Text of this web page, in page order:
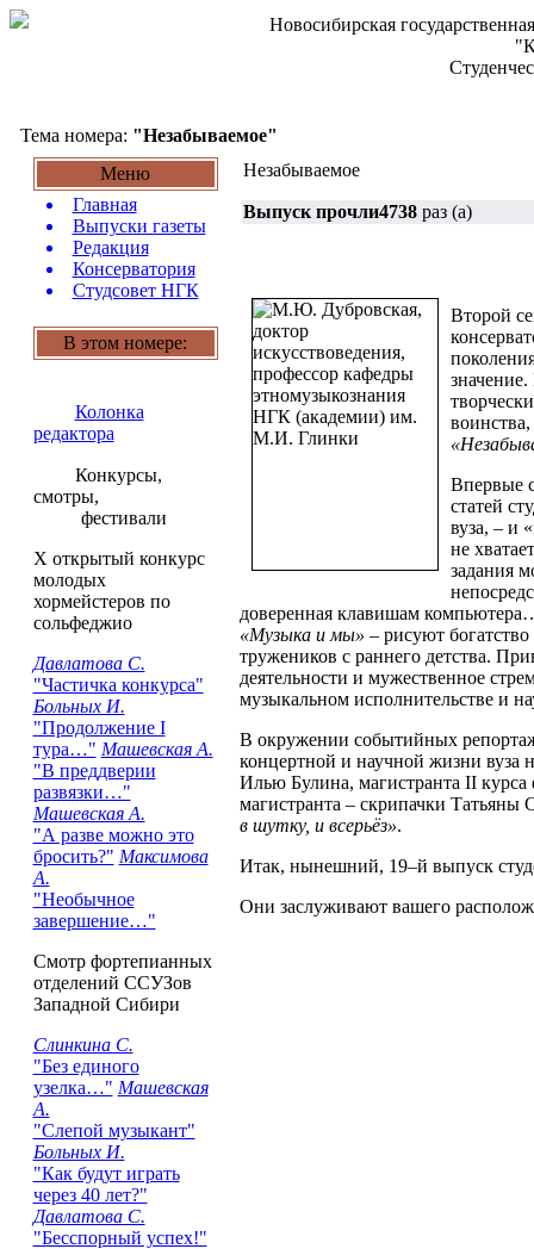
Новосибирская
Тема номера: "Незабываемое"
Меню
Главная
Выпуски газеты
Редакция
Консерватория
Студсовет НГК
В этом номере:
Колонка
редактора
Конкурсы,
смотры,
фестивали
Х открытый конкурс
молодых
хормейстеров по
сольфеджио
Давлатова С.
"Частичка конкурса"
Больных И.
"Продолжение I
тура…" Машевская А.
"В преддверии
развязки…"
Машевская А.
"А разве можно это
бросить?" Максимова
А.
"Необычное
завершение…"
Смотр фортепианных
отделений ССУЗов
Западной Сибири
Слинкина С.
"Без единого
узелка…" Машевская
А.
"Слепой музыкант"
Больных И.
"Как будут играть
через 40 лет?"
Давлатова С.
"Бесспорный успех!"
Незабываемое
Выпуск прочли4738раз (а)
Второй
Впервые
статей
вуза, – и
не
задания
доверенная клавишам
«Музыка и мы» – рисуют
тружеников с раннего детства.
деятельности и мужественное
музыкальном исполнительстве и
В окружении событийных
концертной и научной жизни вуза
Илью Булина, магистранта II курса
магистранта – скрипачки Татьяны
в шутку, и всерьёз».
Итак, нынешний, 19–й выпуск
Они заслуживают вашего